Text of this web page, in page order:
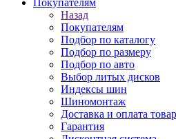
Покупателям
Назад
Покупателям
Подбор по каталогу
Подбор по размеру
Подбор по авто
Выбор литых дисков
Индексы шин
Шиномонтаж
Доставка и оплата
Гарантия